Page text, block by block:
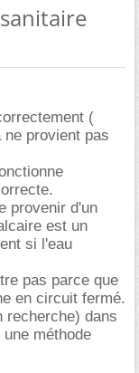
(
provient pas
provenir d'un
est un
si l'eau
pas parce que
en circuit fermé.
recherche) dans
méthode